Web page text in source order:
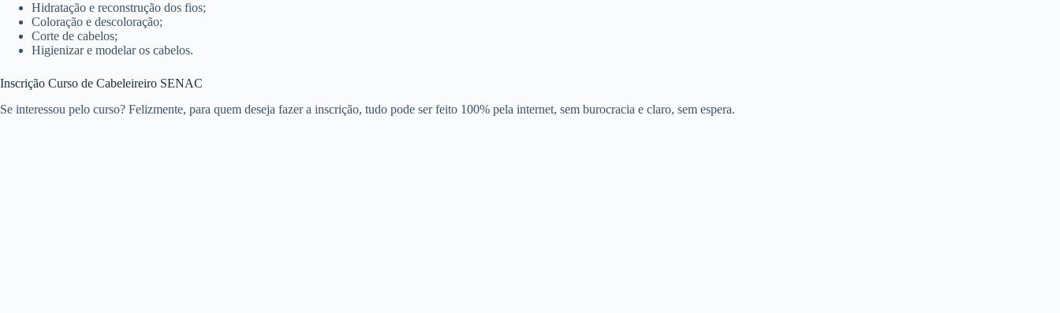
Hidratação e reconstrução dos fios;
Coloração e descoloração;
Corte de cabelos;
Higienizar e modelar os cabelos.
Inscrição Curso de Cabeleireiro SENAC
Se interessou pelo curso? Felizmente, para quem deseja fazer a inscrição, tudo pode ser feito 100% pela internet, sem burocracia e claro, sem espera.